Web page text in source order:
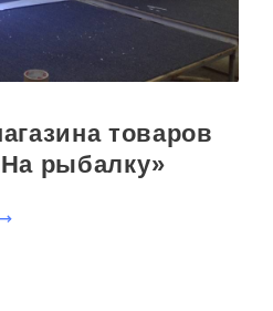
товаров
рыбалку»